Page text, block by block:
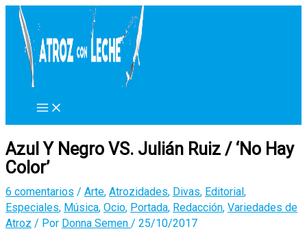
contenido
Azul Y Negro VS. Julián Ruiz / ‘No Hay
Color’
6 comentarios / Arte, Atrozidades, Divas, Editorial,
Especiales, Música, Ocio, Portada, Redacción, Variedades de
Atroz / Por Donna Semen / 25/10/2017